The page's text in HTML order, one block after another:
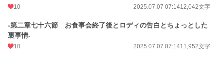
10 2025.07.07 07:1412,042文字
-第二章七十六節 お食事会終了後とロディの告白とちょっとした
裏事情-
10 2025.07.07 07:1411,952文字